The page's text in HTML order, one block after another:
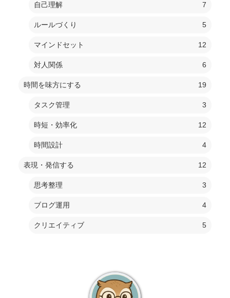
自己理解 7
ルールづくり 5
マインドセット 12
対人関係 6
時間を味方にする 19
タスク管理 3
時短・効率化 12
時間設計 4
表現・発信する 12
思考整理 3
ブログ運用 4
クリエイティブ 5